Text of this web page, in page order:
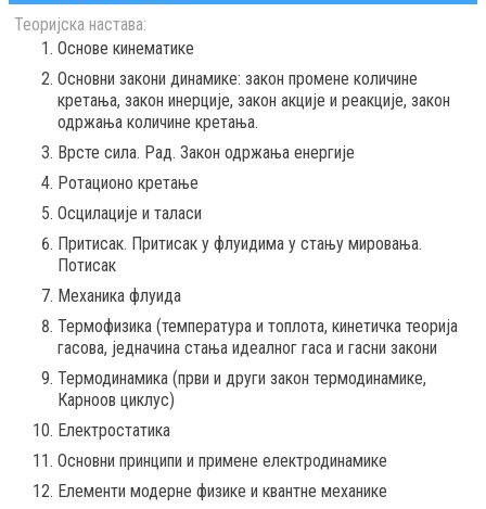
Теоријска настава:
Основе кинематике
Основни закони динамике: закон промене количине
кретања, закон инерције, закон акције и реaкције, закон
одржања количине кретања.
Врсте сила. Рад. Закон одржања енергије
Ротационо кретање
Осцилације и таласи
Притисак. Притисак у флуидима у стању мировања.
Потисак
Механика флуида
Термофизика (температура и топлота, кинетичка теорија
гасова, једначина стања идеалног гаса и гасни закони
Термодинамика (први и други закон термодинамике,
Карноов циклус)
Електростатика
Основни принципи и примене електродинамике
Елементи модерне физике и квантне механике